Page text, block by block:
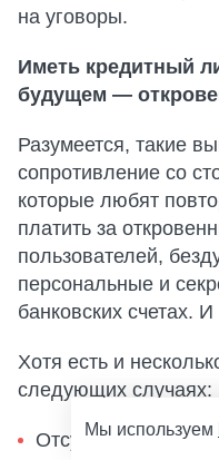
Мы используем
на уговоры.
Иметь кредитный
будущем —
Разумеется, такие
сопротивление со
которые любят
платить за
пользователей,
персональные и
банковских счетах.
Хотя есть и
следующих случаях:
Отсутствие